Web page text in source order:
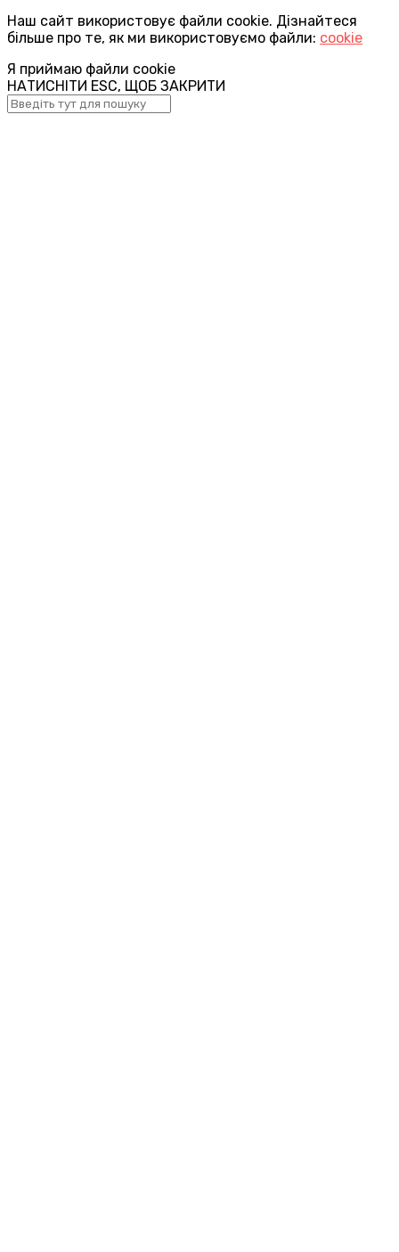
Наш сайт використовує файли cookie. Дізнайтеся
більше про те, як ми використовуємо файли: cookie
Я приймаю файли cookie
НАТИСНІТИ ESC, ЩОБ ЗАКРИТИ